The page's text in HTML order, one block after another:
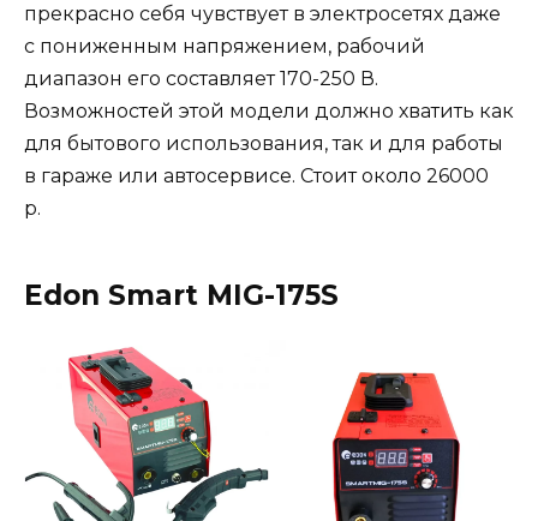
прекрасно себя чувствует в электросетях даже
с пониженным напряжением, рабочий
диапазон его составляет 170-250 В.
Возможностей этой модели должно хватить как
для бытового использования, так и для работы
в гараже или автосервисе. Стоит около 26000
р.
Edon Smart MIG-175S